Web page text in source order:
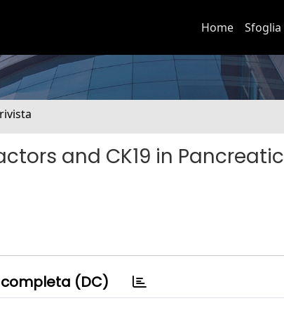
Home Sfoglia
and CK19 in Pancreatic
(DC)